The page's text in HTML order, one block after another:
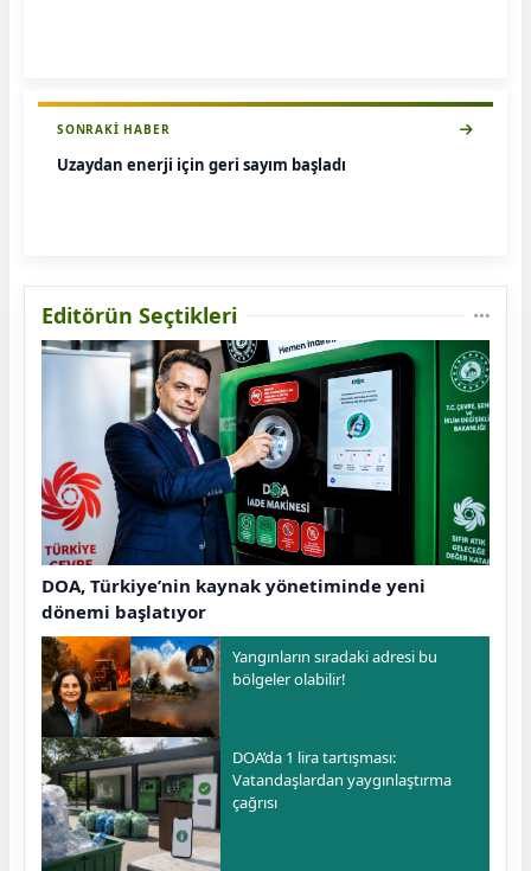
SONRAKI HABER
Uzaydan enerji için geri sayım başladı
Editörün Seçtikleri
DOA, Türkiye’nin kaynak yönetiminde yeni
dönemi başlatıyor
Yangınların sıradaki adresi bu
bölgeler olabilir!
DOA’da 1 lira tartışması:
Vatandaşlardan yaygınlaştırma
çağrısı